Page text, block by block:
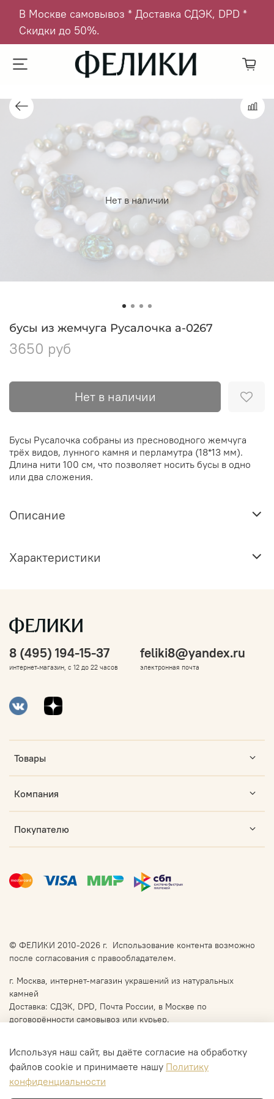
В Москве самовывоз * Доставка СДЭК, DPD *
Скидки до 50%.
Нет в наличии
бусы из жемчуга Русалочка а-0267
3650 руб
Нет в наличии
Бусы Русалочка собраны из пресноводного жемчуга
трёх видов, лунного камня и перламутра (18*13 мм).
Длина нити 100 см, что позволяет носить бусы в одно
или два сложения.
Описание
Характеристики
Товары
Компания
Покупателю
8 (495) 194-15-37
интернет-магазин, с 12 до 22 часов
feliki8@yandex.ru
электронная почта
© ФЕЛИКИ 2010-2026 г. Использование контента возможно
после согласования с правообладателем.
г. Москва, интернет-магазин украшений из натуральных
камней
Доставка: СДЭК, DPD, Почта России, в Москве по
договорённости самовывоз или курьер.
Используя наш сайт, вы даёте согласие на обработку
файлов cookie и принимаете нашу Политику
конфиденциальности